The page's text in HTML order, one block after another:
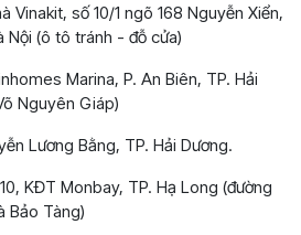
Vinakit, số 10/1 ngõ 168 Nguyễn Xiển,
Nội (ô tô tránh - đỗ cửa)
Marina, P. An Biên, TP. Hải
Nguyên Giáp)
Lương Bằng, TP. Hải Dương.
KĐT Monbay, TP. Hạ Long (đường
Bảo Tàng)